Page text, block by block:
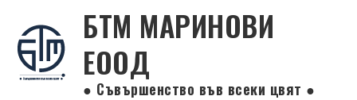
БТМ МАРИНОВИ
EООД
● Съвършенство във всеки цвят ●